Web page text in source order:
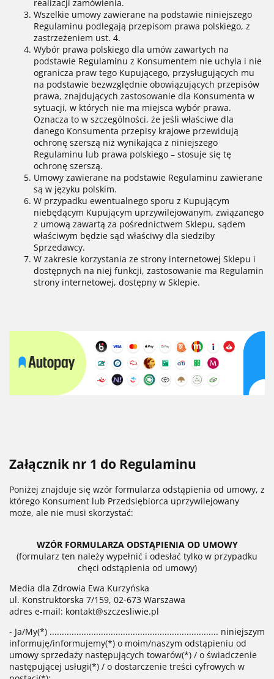
realizacji zamówienia.
Wszelkie umowy zawierane na podstawie niniejszego
Regulaminu podlegają przepisom prawa polskiego, z
zastrzeżeniem ust. 4.
Wybór prawa polskiego dla umów zawartych na
podstawie Regulaminu z Konsumentem nie uchyla i nie
ogranicza praw tego Kupującego, przysługujących mu
na podstawie bezwzględnie obowiązujących przepisów
prawa, znajdujących zastosowanie dla Konsumenta w
sytuacji, w których nie ma miejsca wybór prawa.
Oznacza to w szczególności, że jeśli właściwe dla
danego Konsumenta przepisy krajowe przewidują
ochronę szerszą niż wynikająca z niniejszego
Regulaminu lub prawa polskiego – stosuje się tę
ochronę szerszą.
Umowy zawierane na podstawie Regulaminu zawierane
są w języku polskim.
W przypadku ewentualnego sporu z Kupującym
niebędącym Kupującym uprzywilejowanym, związanego
z umową zawartą za pośrednictwem Sklepu, sądem
właściwym będzie sąd właściwy dla siedziby
Sprzedawcy.
W zakresie korzystania ze strony internetowej Sklepu i
dostępnych na niej funkcji, zastosowanie ma Regulamin
strony internetowej, dostępny w Sklepie.
Załącznik nr 1 do Regulaminu
Poniżej znajduje się wzór formularza odstąpienia od umowy, z
którego Konsument lub Przedsiębiorca uprzywilejowany
może, ale nie musi skorzystać:
WZÓR FORMULARZA ODSTĄPIENIA OD UMOWY
(formularz ten należy wypełnić i odesłać tylko w przypadku
chęci odstąpienia od umowy)
Media dla Zdrowia Ewa Kurzyńska
ul. Konstruktorska 7/159, 02-673 Warszawa
adres e-mail: kontakt@szczesliwie.pl
- Ja/My(*) ..................................................................... niniejszym
informuję/informujemy(*) o moim/naszym odstąpieniu od
umowy sprzedaży następujących towarów(*) / o świadczenie
następującej usługi(*) / o dostarczenie treści cyfrowych w